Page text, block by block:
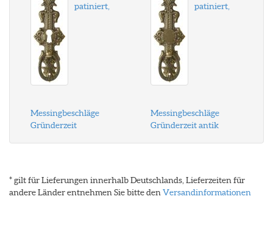
patiniert,
Messingbeschläge
Gründerzeit
patiniert,
Messingbeschläge
Gründerzeit antik
* gilt für Lieferungen innerhalb Deutschlands, Lieferzeiten für
andere Länder entnehmen Sie bitte den Versandinformationen